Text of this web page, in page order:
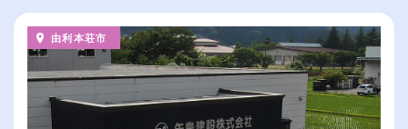
由利本荘市